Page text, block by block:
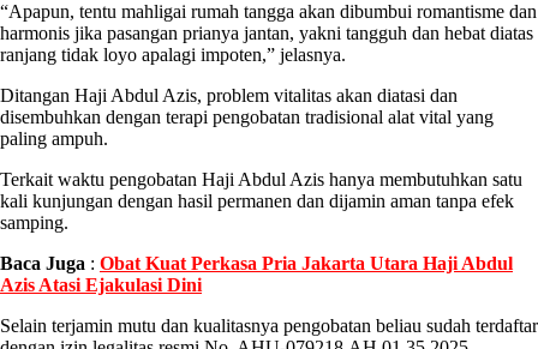
“Apapun, tentu mahligai rumah tangga akan dibumbui romantisme dan
harmonis jika pasangan prianya jantan, yakni tangguh dan hebat diatas
ranjang tidak loyo apalagi impoten,” jelasnya.
Ditangan Haji Abdul Azis, problem vitalitas akan diatasi dan
disembuhkan dengan terapi pengobatan tradisional alat vital yang
paling ampuh.
Terkait waktu pengobatan Haji Abdul Azis hanya membutuhkan satu
kali kunjungan dengan hasil permanen dan dijamin aman tanpa efek
samping.
Baca Juga : Obat Kuat Perkasa Pria Jakarta Utara Haji Abdul
Azis Atasi Ejakulasi Dini
Selain terjamin mutu dan kualitasnya pengobatan beliau sudah terdaftar